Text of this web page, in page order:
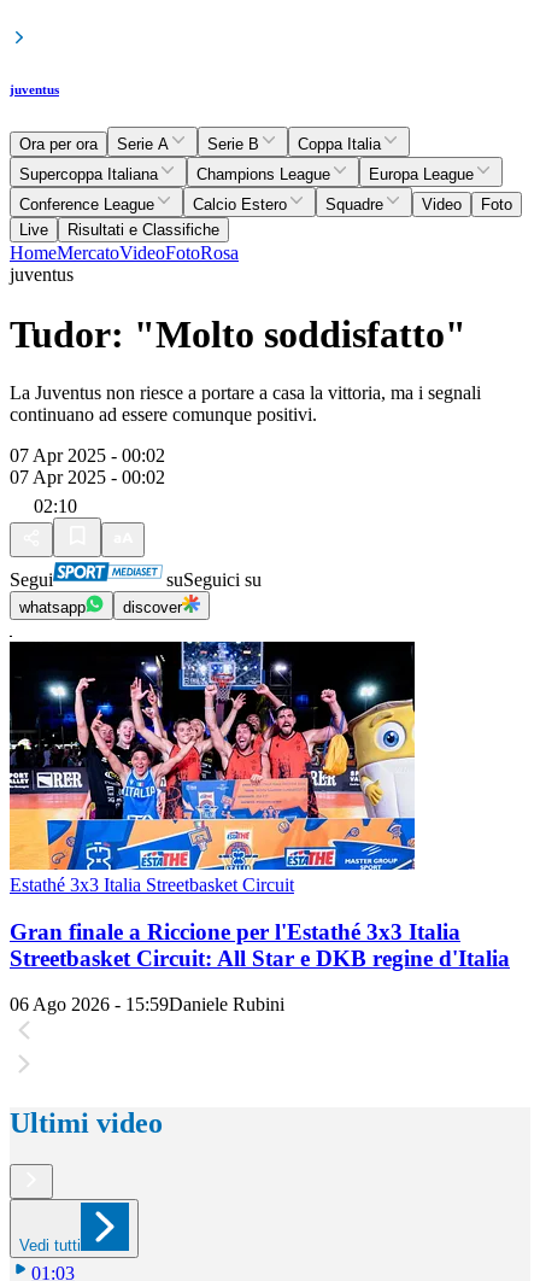
juventus
Ora per ora Serie A Serie B
Coppa Italia
Supercoppa Italiana
Champions League
Europa League
Conference League
Calcio Estero Squadre Video
Foto
Live
Risultati e Classifiche
HomeMercatoVideoFotoRosa
juventus
Tudor: "Molto soddisfatto"
La Juventus non riesce a portare a casa la vittoria, ma i segnali
continuano ad essere comunque positivi.
07 Apr 2025 - 00:02
07 Apr 2025 - 00:02
02:10
Segui suSeguici su
whatsapp discover
Estathé 3x3 Italia Streetbasket Circuit
Gran finale a Riccione per l'Estathé 3x3 Italia
Streetbasket Circuit: All Star e DKB regine d'Italia
06 Ago 2026 - 15:59Daniele Rubini
Ultimi video
Vedi tutti
01:03